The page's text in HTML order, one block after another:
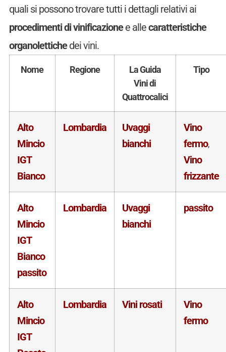
quali si possono trovare tutti i dettagli relativi ai
procedimenti di vinificazionee allecaratteristiche
organolettichedei vini.
Nome Regione
La Guida
Vini di
Quattrocalici
Tipo
Alto
Mincio
IGT
Bianco
Lombardia
Uvaggi
bianchi
Vino
fermo,
Vino
frizzante
Alto
Mincio
IGT
Bianco
passito
Lombardia
Uvaggi
bianchi
passito
Alto
Mincio
IGT
Lombardia Vini rosati
Vino
fermo